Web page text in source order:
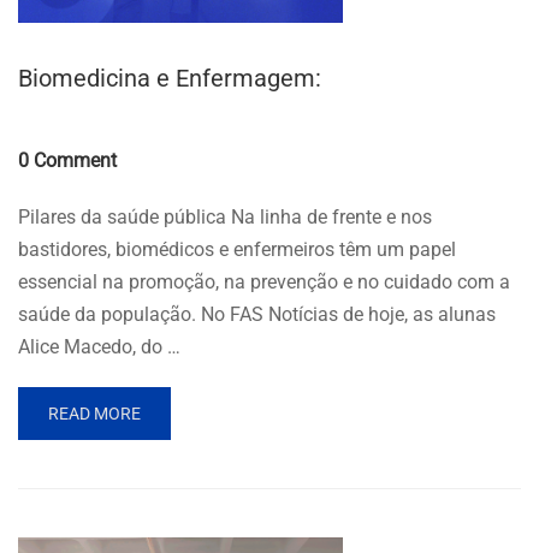
Biomedicina e Enfermagem:
0 Comment
Pilares da saúde pública Na linha de frente e nos
bastidores, biomédicos e enfermeiros têm um papel
essencial na promoção, na prevenção e no cuidado com a
saúde da população. No FAS Notícias de hoje, as alunas
Alice Macedo, do …
READ MORE